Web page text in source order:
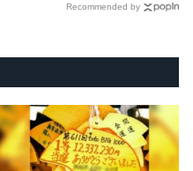
Recommended by